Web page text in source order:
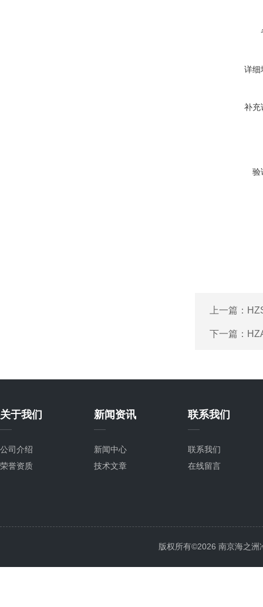
详细
补充
验
上一篇：
下一篇：
关于我们
公司介绍
荣誉资质
新闻资讯
新闻中心
技术文章
联系我们
联系我们
在线留言
版权所有©2026 南京海之